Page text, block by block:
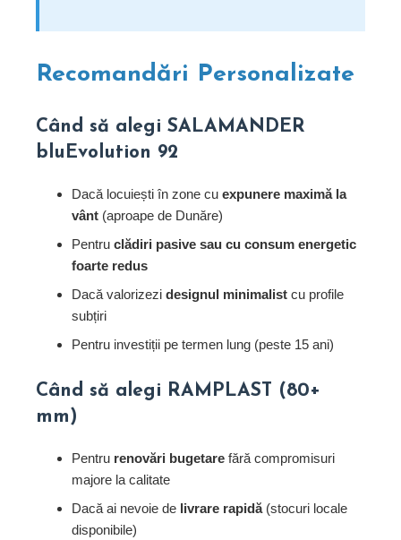
Recomandări Personalizate
Când să alegi SALAMANDER
bluEvolution 92
Dacă locuiești în zone cuexpunere maximă la
vânt (aproape de Dunăre)
Pentruclădiri pasive sau cu consum energetic
foarte redus
Dacă valorizezidesignul minimalist cu profile
subțiri
Pentru investiții pe termen lung (peste 15 ani)
Când să alegi RAMPLAST (80+
mm)
Pentru renovări bugetare fără compromisuri
majore la calitate
Dacă ai nevoie de livrare rapidă(stocuri locale
disponibile)